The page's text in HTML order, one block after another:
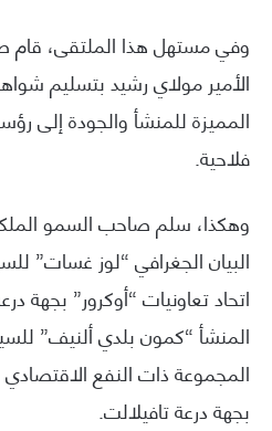
وفي مستهل هذا الملتقى،
الأمير مولاي رشيد بتسليم
المميزة للمنشأ والجودة إلى
فلاحية.
وهكذا، سلم صاحب السمو
البيان الجغرافي “لوز غسات”
اتحاد تعاونيات “أوكرور” بجهة
المنشأ “كمون بلدي ألنيف”
المجموعة ذات النفع الاقتصادي
بجهة درعة تافيلالت.